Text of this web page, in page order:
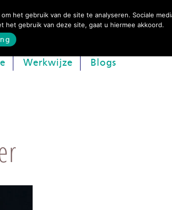
Werkwijze Blogs
het gebruik van de site te analyseren. Sociale
gebruik van deze site, gaat u hiermee akkoord.